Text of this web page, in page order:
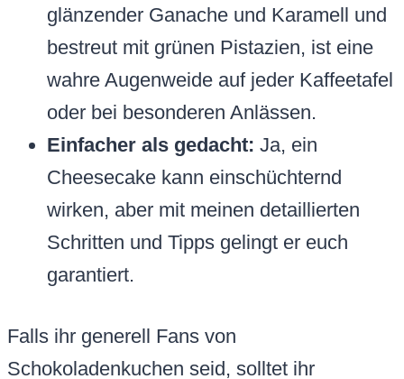
glänzender Ganache und Karamell und
bestreut mit grünen Pistazien, ist eine
wahre Augenweide auf jeder Kaffeetafel
oder bei besonderen Anlässen.
Einfacher als gedacht: Ja, ein
Cheesecake kann einschüchternd
wirken, aber mit meinen detaillierten
Schritten und Tipps gelingt er euch
garantiert.
Falls ihr generell Fans von
Schokoladenkuchen seid, solltet ihr